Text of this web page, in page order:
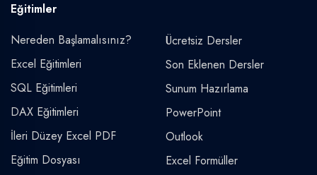
Eğitimler
Nereden Başlamalısınız?
Excel Eğitimleri
SQL Eğitimleri
DAX Eğitimleri
İleri Düzey Excel PDF
Eğitim Dosyası
Ücretsiz Dersler
Son Eklenen Dersler
Sunum Hazırlama
PowerPoint
Outlook
Excel Formüller